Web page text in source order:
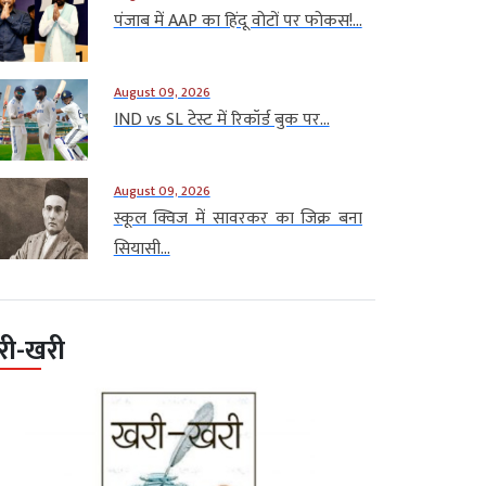
पंजाब में AAP का हिंदू वोटों पर फोकस!...
August 09, 2026
IND vs SL टेस्ट में रिकॉर्ड बुक पर...
August 09, 2026
स्कूल क्विज में सावरकर का जिक्र बना
सियासी...
खरी